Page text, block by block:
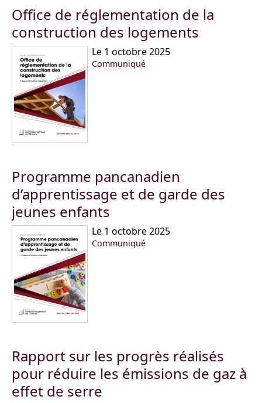
Office de réglementation de la
construction des logements
Le 1 octobre 2025
Communiqué
Programme pancanadien
d’apprentissage et de garde des
jeunes enfants
Le 1 octobre 2025
Communiqué
Rapport sur les progrès réalisés
pour réduire les émissions de gaz à
effet de serre